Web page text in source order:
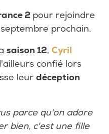
2 pour rejoindre
prochain.
saison 12, Cyril
confié lors
leur déception
parce qu'on adore
bien, c'est une fille